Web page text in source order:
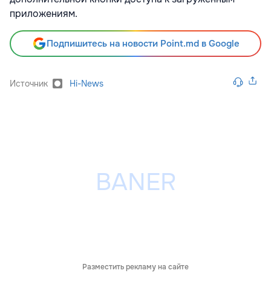
приложениям.
Подпишитесь на новости Point.md в Google
Источник Hi-News
Разместить рекламу на сайте